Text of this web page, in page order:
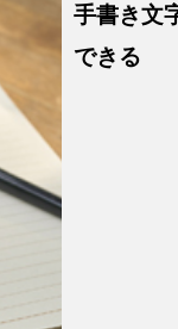
手書き文
できる